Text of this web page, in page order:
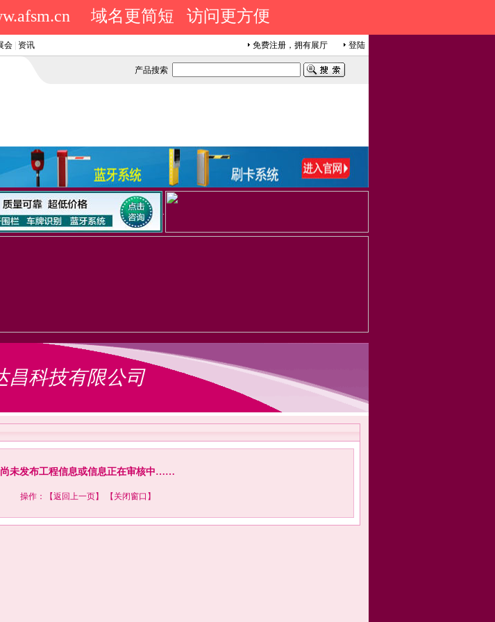
域名更简短 访问更方便
会 资讯 免费注册，拥有展厅 登陆
产品搜索
.
昌科技有限公司
尚未发布工程信息或信息正在审核中……
操作：【返回上一页】 【 关闭窗口 】